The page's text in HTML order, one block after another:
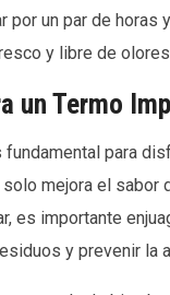
por un par de
y libre de
un Termo
para
mejora el
es importante
y prevenir la